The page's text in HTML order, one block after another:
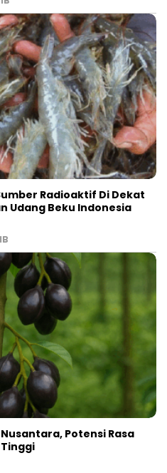
Radioaktif Di Dekat
Udang Beku Indonesia
Potensi Rasa